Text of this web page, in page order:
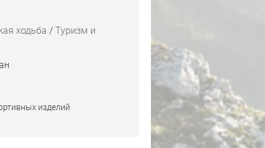
ходьба / Туризм и
изделий